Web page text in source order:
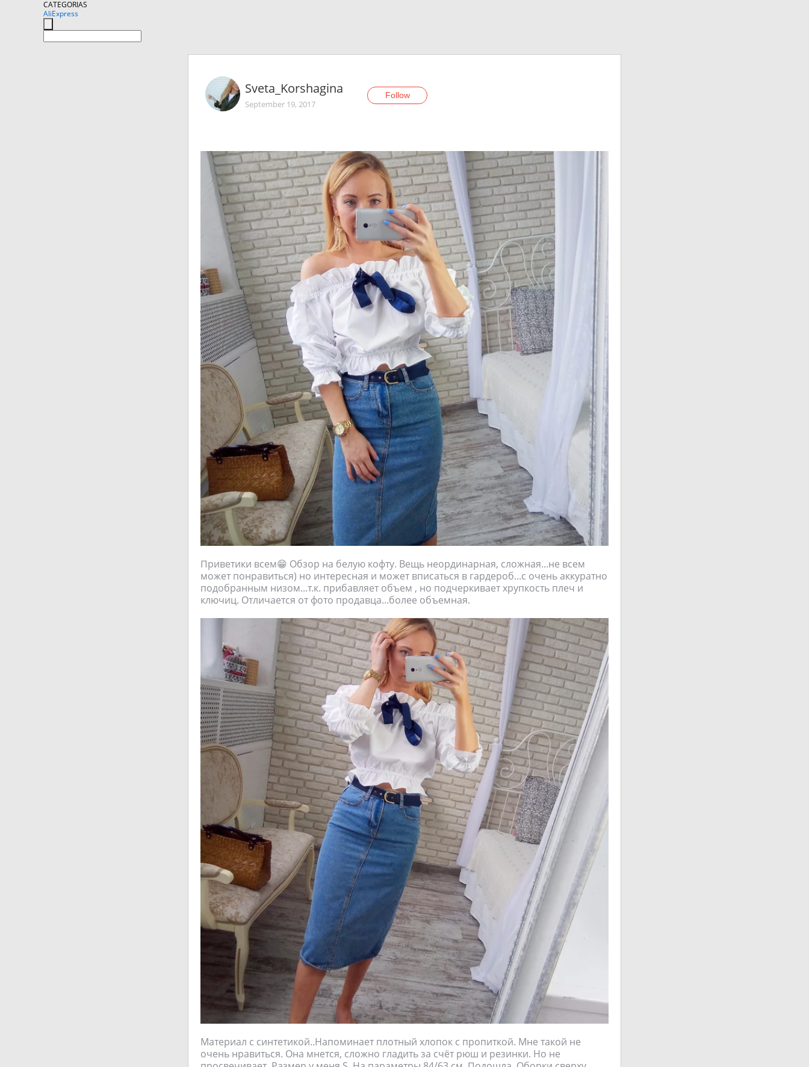
CATEGORIAS
AliExpress
Sveta_Korshagina
September 19, 2017
Follow
Приветики всем😁 Обзор на белую кофту. Вещь неординарная, сложная...не всем
может понравиться) но интересная и может вписаться в гардероб...с очень аккуратно
подобранным низом...т.к. прибавляет объем , но подчеркивает хрупкость плеч и
ключиц. Отличается от фото продавца...более объемная.
Материал с синтетикой..Напоминает плотный хлопок с пропиткой. Мне такой не
очень нравиться. Она мнется, сложно гладить за счёт рюш и резинки. Но не